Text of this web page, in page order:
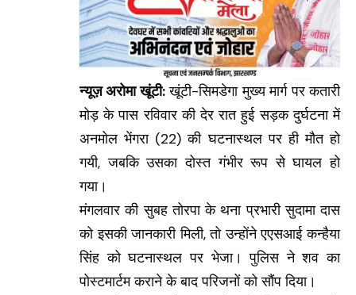
न्यूज़ अरोमा खूंटी:खूंटी-सिमडेगा मुख्य मार्ग पर कतारी
मोड़ के पास रविवार की देर रात हुई सड़क दुर्घटना में
अनमोल भेंगरा (22) की घटनास्थल पर ही मौत हो
गयी, जबकि उसका दोस्त गंभीर रूप से घायल हो
गया।
मंगलवार की सुबह तोरपा के थना प्रभारी सुदामा दास
को इसकी जानकारी मिली, तो उन्होंने एएसआई कन्हैया
सिंह को घटनास्थल पर भेजा। पुलिस ने शव का
पोस्टमार्टम कराने के बाद परिजनों को सौंप दिया।